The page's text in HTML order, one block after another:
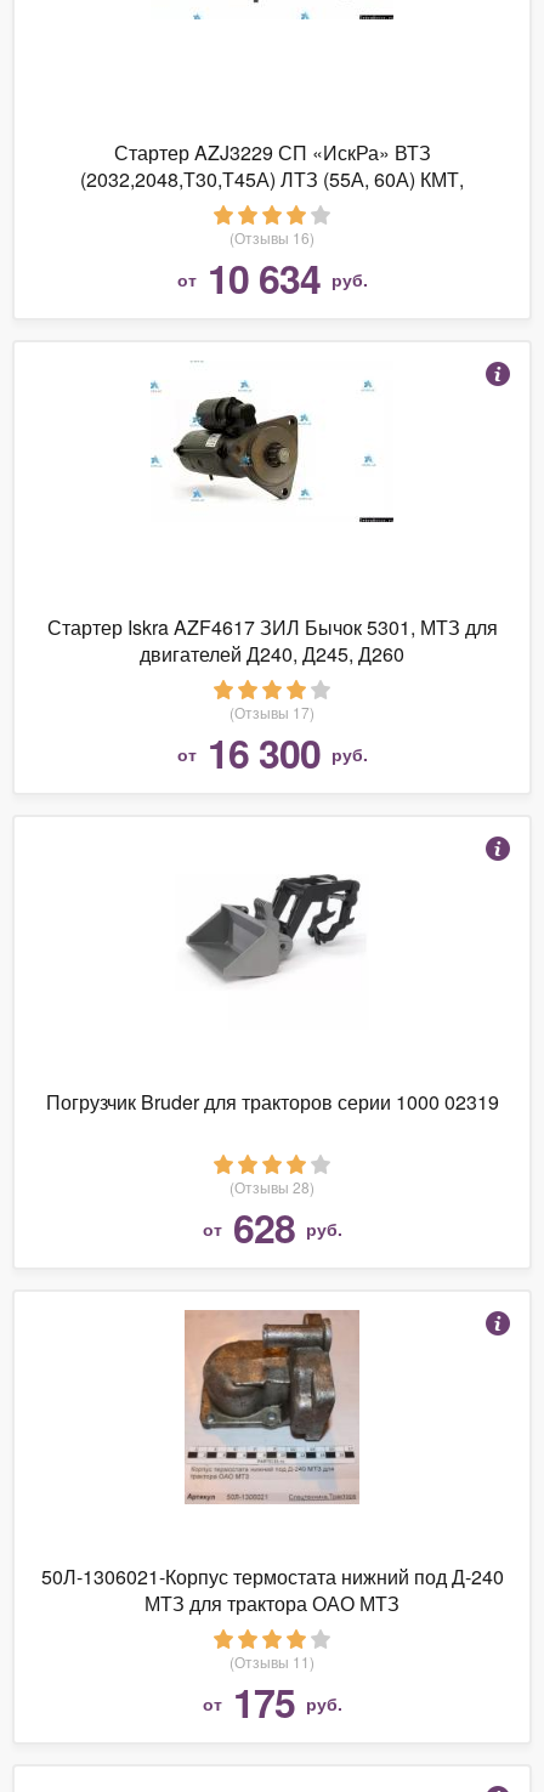
Стартер AZJ3229 СП «ИскРа» ВТЗ
(2032,2048,Т30,Т45А) ЛТЗ (55А, 60А) КМТ,
ПГТ-360, ХТЗ (2511, 5020, 25ПВ) для двигателей
Д-120, Д-130, Д-144, Д-145
(Отзывы 16)
от 10 634 руб.
Стартер Iskra AZF4617 ЗИЛ Бычок 5301, МТЗ для
двигателей Д240, Д245, Д260
(Отзывы 17)
от 16 300 руб.
Погрузчик Bruder для тракторов серии 1000 02319
(Отзывы 28)
от 628 руб.
50Л-1306021-Корпус термостата нижний под Д-240
МТЗ для трактора ОАО МТЗ
(Отзывы 11)
от 175 руб.